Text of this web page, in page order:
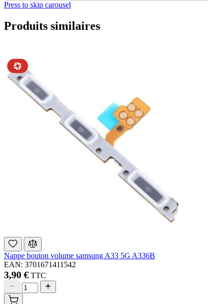
Press to skip carousel
Produits similaires
Nappe bouton volume samsung A33 5G A336B
EAN: 3701671411542
3,90 € TTC